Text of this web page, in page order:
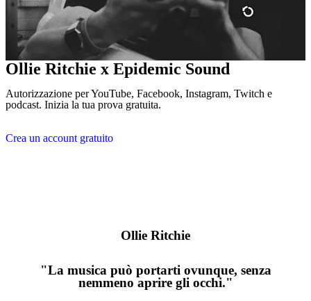
Ollie Ritchie x Epidemic Sound
Autorizzazione per YouTube, Facebook, Instagram, Twitch e
podcast. Inizia la tua prova gratuita.
Crea un account gratuito
Ollie Ritchie
"La musica può portarti ovunque, senza
nemmeno aprire gli occhi."